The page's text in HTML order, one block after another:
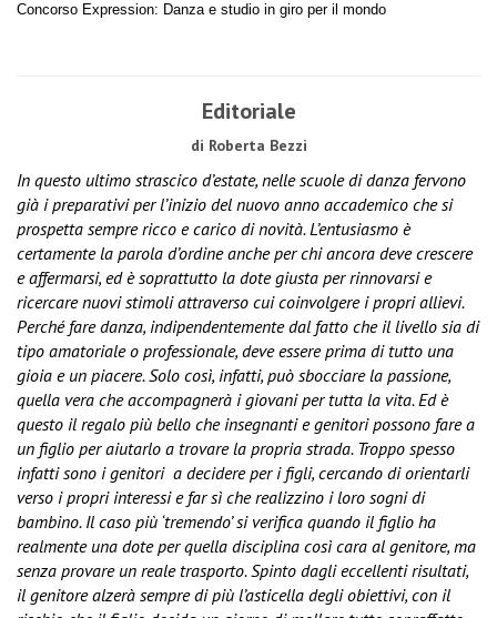
Concorso Expression: Danza e studio in giro per il mondo
Editoriale
di Roberta Bezzi
In questo ultimo strascico d’estate, nelle scuole di danza fervono
già i preparativi per l’inizio del nuovo anno accademico che si
prospetta sempre ricco e carico di novità. L’entusiasmo è
certamente la parola d’ordine anche per chi ancora deve crescere
e affermarsi, ed è soprattutto la dote giusta per rinnovarsi e
ricercare nuovi stimoli attraverso cui coinvolgere i propri allievi.
Perché fare danza, indipendentemente dal fatto che il livello sia di
tipo amatoriale o professionale, deve essere prima di tutto una
gioia e un piacere. Solo così, infatti, può sbocciare la passione,
quella vera che accompagnerà i giovani per tutta la vita. Ed è
questo il regalo più bello che insegnanti e genitori possono fare a
un figlio per aiutarlo a trovare la propria strada. Troppo spesso
infatti sono i genitori a decidere per i figli, cercando di orientarli
verso i propri interessi e far sì che realizzino i loro sogni di
bambino. Il caso più ‘tremendo’ si verifica quando il figlio ha
realmente una dote per quella disciplina così cara al genitore, ma
senza provare un reale trasporto. Spinto dagli eccellenti risultati,
il genitore alzerà sempre di più l’asticella degli obiettivi, con il